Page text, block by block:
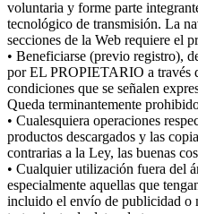
voluntaria y forme parte
tecnológico de transmisión. La
secciones de la Web requiere el
• Beneficiarse (previo registro),
por EL PROPIETARIO a través
condiciones que se señalen
Queda terminantemente
• Cualesquiera operaciones
productos descargados y las
contrarias a la Ley, las buenas
• Cualquier utilización fuera del
especialmente aquellas que
incluido el envío de publicidad o